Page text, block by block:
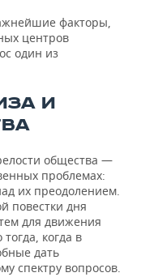
факторы,
центров
один из
И
общества —
проблемах:
их преодолением.
повестки дня
для движения
когда в
дать
спектру вопросов.